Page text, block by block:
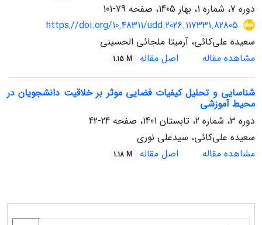
دوره 7، شماره 1، بهار 1405، صفحه
79-101
https://doi.org/10.48311/udd.2026.117331.82805
سعیده علی‌کائی، آرمیتا ملجائی الحسینی
مشاهده مقاله
اصل مقاله 1.15 M
شناسایی و تحلیل کیفیات فضایی موثر بر خلاقیت دانشجویان در
محیط آموزشی
دوره 3، شماره 2، تابستان 1401، صفحه
24-42
سعیده علی‌کائی، سیدعلی نوری
مشاهده مقاله
اصل مقاله 1.18 M